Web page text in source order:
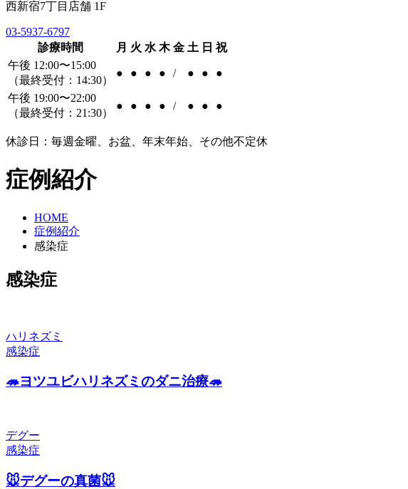
西新宿7丁目店舗 1F
03-5937-6797
診療時間
月 火 水 木 金 土 日 祝
午後 12:00〜15:00
（最終受付：14:30）
● ● ● ● / ● ● ●
午後 19:00〜22:00
（最終受付：21:30）
● ● ● ● / ● ● ●
休診日：毎週金曜、お盆、年末年始、その他不定休
症例紹介
HOME
症例紹介
感染症
感染症
ハリネズミ
感染症
🦔ヨツユビハリネズミのダニ治療🦔
デグー
感染症
🐭デグーの真菌🐭